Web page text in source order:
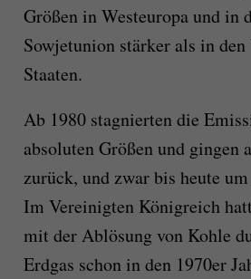
Größen in Westeuropa und in
Sowjetunion stärker als in
Staaten.
Ab 1980 stagnierten die
absoluten Größen und gingen
zurück, und zwar bis heute
Im Vereinigten Königreich
mit der Ablösung von Kohle
Erdgas schon in den 1970er